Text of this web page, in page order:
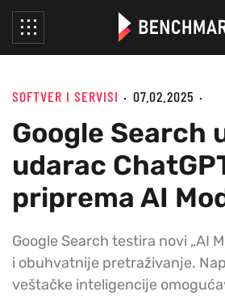
SOFTVER I SERVISI 07.02.2025
Google Search
udarac
priprema AI
Google Search testira novi „AI
i obuhvatnije pretraživanje.
veštačke inteligencije